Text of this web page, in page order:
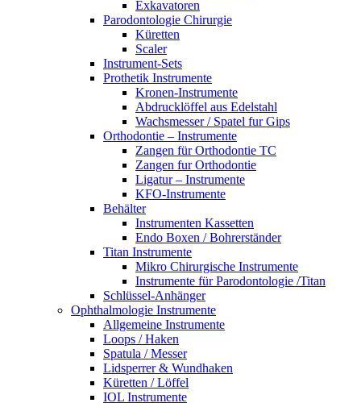
Exkavatoren
Parodontologie Chirurgie
Küretten
Scaler
Instrument-Sets
Prothetik Instrumente
Kronen-Instrumente
Abdrucklöffel aus Edelstahl
Wachsmesser / Spatel fur Gips
Orthodontie – Instrumente
Zangen für Orthodontie TC
Zangen fur Orthodontie
Ligatur – Instrumente
KFO-Instrumente
Behälter
Instrumenten Kassetten
Endo Boxen / Bohrerständer
Titan Instrumente
Mikro Chirurgische Instrumente
Instrumente für Parodontologie /Titan
Schlüssel-Anhänger
Ophthalmologie Instrumente
Allgemeine Instrumente
Loops / Haken
Spatula / Messer
Lidsperrer & Wundhaken
Küretten / Löffel
IOL Instrumente